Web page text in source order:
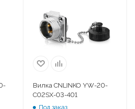
Вилка CNLINKO YW-20-
C02SX-03-401
Под заказ